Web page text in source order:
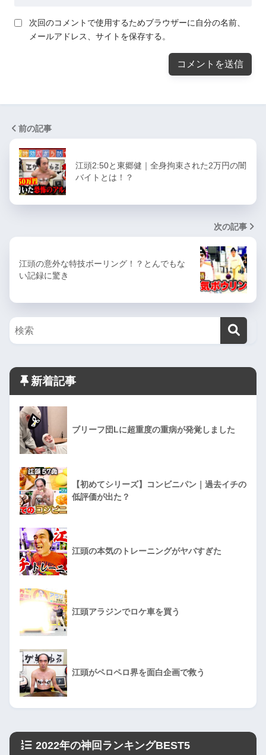
次回のコメントで使用するためブラウザーに自分の名前、
メールアドレス、サイトを保存する。
前の記事
江頭2:50と東郷健｜全身拘束された2万円の闇
バイトとは！？
次の記事
江頭の意外な特技ボーリング！？とんでもな
い記録に驚き
新着記事
ブリーフ団Lに超重度の重病が発覚しました
【初めてシリーズ】コンビニパン｜過去イチの
低評価が出た？
江頭の本気のトレーニングがヤバすぎた
江頭アラジンでロケ車を買う
江頭がペロペロ界を面白企画で救う
2022年の神回ランキングBEST5